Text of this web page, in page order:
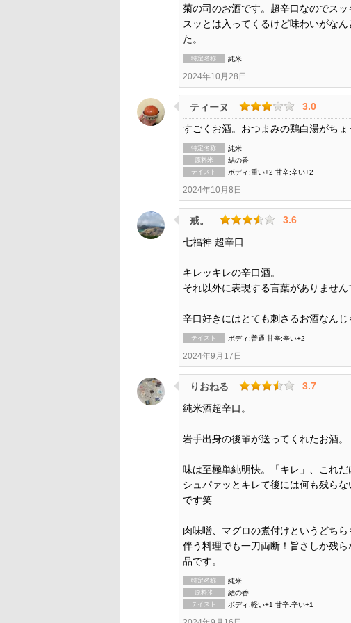
菊の司のお酒です。超辛口なのでス
スッとは入ってくるけど味わいがな
た。
特定名称 純米
2024年10月28日
ティーヌ
3.0
すごくお酒。おつまみの鶏白湯がちょ
特定名称 純米
原料米 結の香
テイスト ボディ:重い+2 甘辛:辛い+2
2024年10月8日
戒。
3.6
七福神 超辛口
キレッキレの辛口酒。
それ以外に表現する言葉がありません
辛口好きにはとても刺さるお酒なんじ
テイスト ボディ:普通 甘辛:辛い+2
2024年9月17日
りおねる
3.7
純米酒超辛口。
岩手出身の後輩が送ってくれたお酒。
味は至極単純明快。「キレ」、これだ
シュパァッとキレて後には何も残ら
です笑
肉味噌、マグロの煮付けというどち
伴う料理でも一刀両断！旨さしか残
品です。
特定名称 純米
原料米 結の香
テイスト ボディ:軽い+1 甘辛:辛い+1